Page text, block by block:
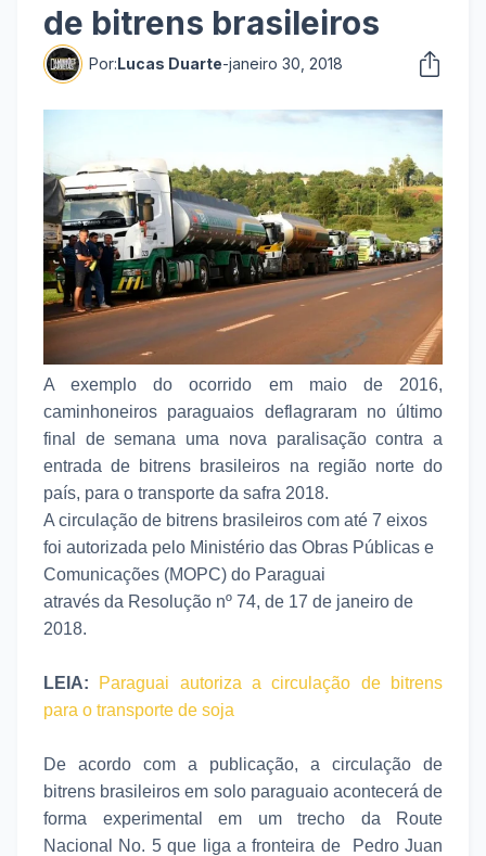
de bitrens brasileiros
Por:Lucas Duarte-janeiro 30, 2018
A exemplo do ocorrido em maio de 2016,
caminhoneiros paraguaios deflagraram no último
final de semana uma nova paralisação contra a
entrada de bitrens brasileiros na região norte do
país, para o transporte da safra 2018.
A circulação de bitrens brasileiros com até 7 eixos
foi autorizada pelo Ministério das Obras Públicas e
Comunicações (MOPC) do Paraguai
através da Resolução nº 74, de 17 de janeiro de
2018.
LEIA:
Paraguai autoriza a circulação de bitrens
para o transporte de soja
De acordo com a publicação, a circulação de
bitrens brasileiros em solo paraguaio acontecerá de
forma experimental em um trecho da Route
Nacional No. 5 que liga a fronteira de Pedro Juan